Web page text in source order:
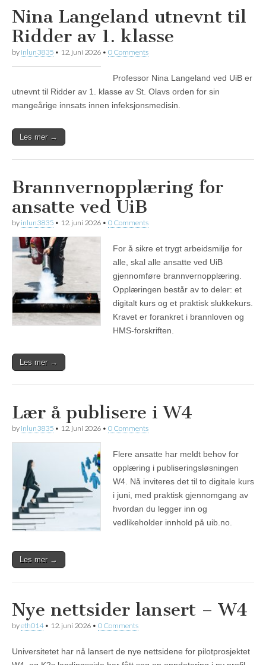
Nina Langeland utnevnt til
Ridder av 1. klasse
by inlun3835 • 12. juni 2026 • 0 Comments
Professor Nina Langeland ved UiB er
utnevnt til Ridder av 1. klasse av St. Olavs orden for sin
mangeårige innsats innen infeksjonsmedisin.
Les mer →
Brannvernopplæring for
ansatte ved UiB
by inlun3835 • 12. juni 2026 • 0 Comments
For å sikre et trygt arbeidsmiljø for
alle, skal alle ansatte ved UiB
gjennomføre brannvernopplæring.
Opplæringen består av to deler: et
digitalt kurs og et praktisk slukkekurs.
Kravet er forankret i brannloven og
HMS‑forskriften.
Les mer →
Lær å publisere i W4
by inlun3835 • 12. juni 2026 • 0 Comments
Flere ansatte har meldt behov for
opplæring i publiseringsløsningen
W4. Nå inviteres det til to digitale kurs
i juni, med praktisk gjennomgang av
hvordan du legger inn og
vedlikeholder innhold på uib.no.
Les mer →
Nye nettsider lansert – W4
byeth014• 12. juni 2026 • 0 Comments
Universitetet har nå lansert de nye nettsidene for pilotprosjektet